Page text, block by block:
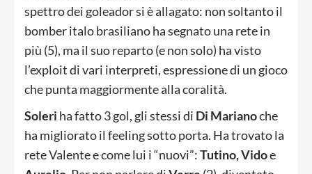
spettro dei goleador si è allagato: non soltanto il
bomber italo brasiliano ha segnato una rete in
più (5), ma il suo reparto (e non solo) ha visto
l’exploit di vari interpreti, espressione di un gioco
che punta maggiormente alla coralità.
Soleri ha fatto 3 gol, gli stessi di Di Marianoche
ha migliorato il feeling sotto porta. Ha trovato la
rete Valente e come lui i “nuovi”:Tutino, Vidoe